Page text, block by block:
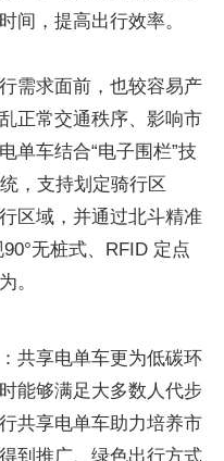
间，提高出行效率。
需求面前，也较容易产
正常交通秩序、影响市
单车结合“电子围栏”技
，支持划定骑行区
区域，并通过北斗精准
无桩式、RFID 定点
。
共享电单车更为低碳环
能够满足大多数人代步
共享电单车助力培养市
到推广、绿色出行方式